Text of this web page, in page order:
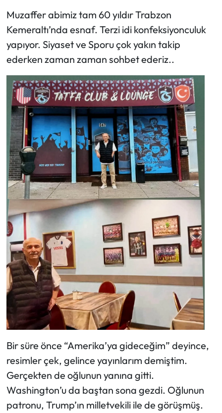
Muzaffer abimiz tam 60 yıldır Trabzon
Kemeraltı’nda esnaf. Terzi idi konfeksiyonculuk
yapıyor. Siyaset ve Sporu çok yakın takip
ederken zaman zaman sohbet ederiz..
Bir süre önce “Amerika’ya gideceğim” deyince,
resimler çek, gelince yayınlarım demiştim.
Gerçekten de oğlunun yanına gitti.
Washington’u da baştan sona gezdi. Oğlunun
patronu, Trump’ın milletvekili ile de görüşmüş.